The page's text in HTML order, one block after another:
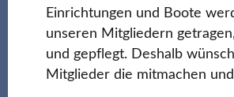
Einrichtungen und Boote
unseren Mitgliedern
und gepflegt. Deshalb
Mitglieder die mitmachen